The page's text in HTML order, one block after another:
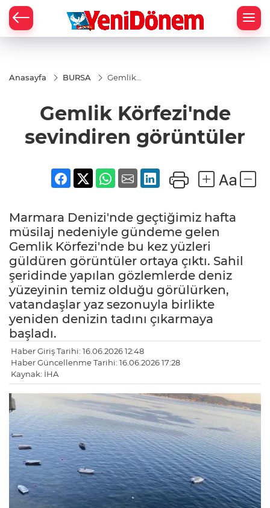
Anasayfa BURSA
Gemlik
görüntüler
Gemlik Körfezi'nde
sevindiren görüntüler
Marmara Denizi'nde geçtiğimiz hafta
müsilaj nedeniyle gündeme gelen
Gemlik Körfezi'nde bu kez yüzleri
güldüren görüntüler ortaya çıktı. Sahil
şeridinde yapılan gözlemlerde deniz
yüzeyinin temiz olduğu görülürken,
vatandaşlar yaz sezonuyla birlikte
yeniden denizin tadını çıkarmaya
başladı.
Haber Giriş Tarihi: 16.06.2026 12:48
Haber Güncellenme Tarihi: 16.06.2026 17:28
Kaynak: İHA